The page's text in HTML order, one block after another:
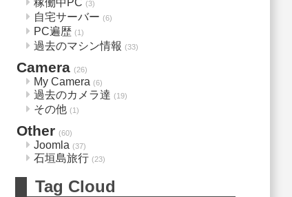
稼働中PC (3)
自宅サーバー (6)
PC遍歴 (1)
過去のマシン情報 (33)
Camera (26)
My Camera (6)
過去のカメラ達 (19)
その他 (1)
Other (60)
Joomla (37)
石垣島旅行 (23)
Tag Cloud